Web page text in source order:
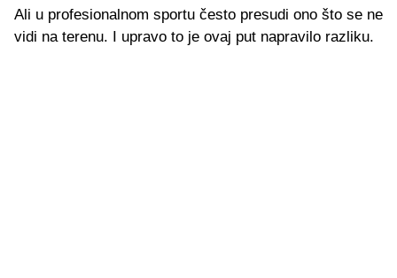
Ali u profesionalnom sportu često presudi ono što se ne
vidi na terenu. I upravo to je ovaj put napravilo razliku.